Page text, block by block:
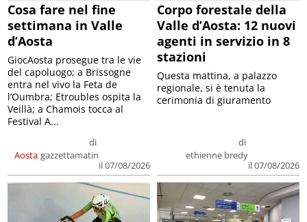
Cosa fare nel fine
settimana in Valle
d’Aosta
Aosta
di
gazzettamatin
il 07/08/2026
GiocAosta prosegue tra le vie
del capoluogo; a Brissogne
entra nel vivo la Feta de
l’Oumbra; Etroubles ospita la
Veillà; a Chamois tocca al
Festival A...
Corpo forestale della
Valle d’Aosta: 12 nuovi
agenti in servizio in 8
stazioni
di
ethienne bredy
il 07/08/2026
Questa mattina, a palazzo
regionale, si è tenuta la
cerimonia di giuramento